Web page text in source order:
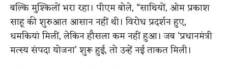
बल्कि मुश्किलों भरा रहा। पीएम बोले, “साथियों, ओम प्रकाश
साहू की शुरुआत आसान नहीं थी। विरोध प्रदर्शन हुए,
धमकियां मिलीं, लेकिन हौसला कम नहीं हुआ। जब ‘प्रधानमंत्री
मत्स्य संपदा योजना’ शुरू हुई, तो उन्हें नई ताकत मिली।